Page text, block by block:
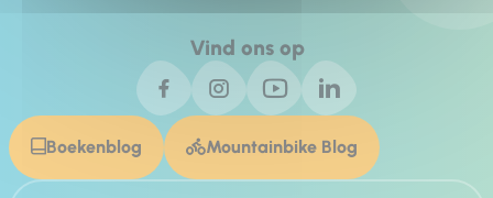
Vind ons op
Boekenblog Mountainbike Blog